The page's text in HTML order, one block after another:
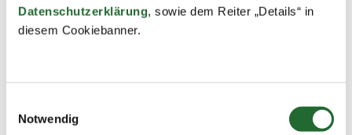
Datenschutzerklärung, sowie dem Reiter „Details“ in
diesem Cookiebanner.
Notwendig